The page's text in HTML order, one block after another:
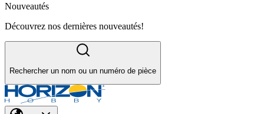
Nouveautés
Découvrez nos dernières nouveautés!
Rechercher un nom ou un numéro de pièce